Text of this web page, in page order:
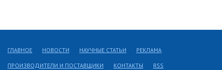
ГЛАВНОЕ НОВОСТИ НАУЧНЫЕ СТАТЬИ РЕКЛАМА
ПРОИЗВОДИТЕЛИ И ПОСТАВЩИКИ КОНТАКТЫ RSS